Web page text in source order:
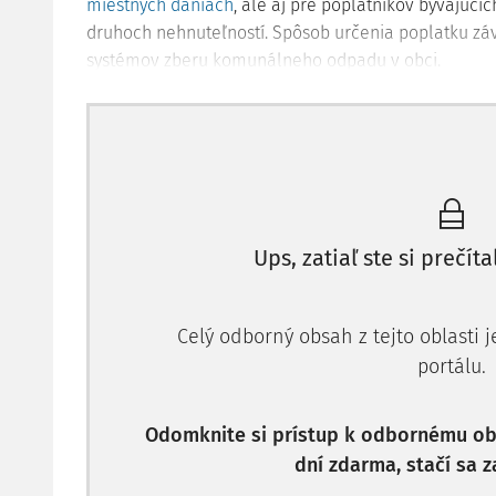
miestnych daniach, ale aj pre poplatníkov
druhoch nehnuteľností. Spôsob určenia poplatku
systémov zberu komunálneho odpadu v obci.
Určenie sadzby poplatku a
komunálneho odpadu a drobného stavebného
paušálny poplatok za osobu a kalendárny deň,
nevážený množstvový zber komunálneho
vážený množstvový zber drobného stavebného
stavebného odpadu na pokrytie nákladov obce na
Ups, zatiaľ ste si
Celý odborný obsah z tejto oblasti
portálu.
Odomknite si prístup k odbornému
dní zdarma, stačí sa